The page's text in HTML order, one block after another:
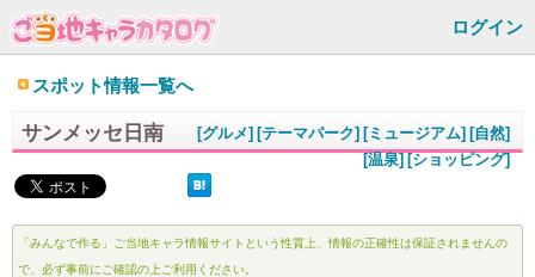
ログイン
スポット情報一覧へ
サンメッセ日南 [自然]
[ミュージアム]
[テーマパーク]
[グルメ]
[ショッピング]
[温泉]
「みんなで作る」ご当地キャラ情報サイトという性質上、情報の正確性は保証されませんの
で、必ず事前にご確認の上ご利用ください。